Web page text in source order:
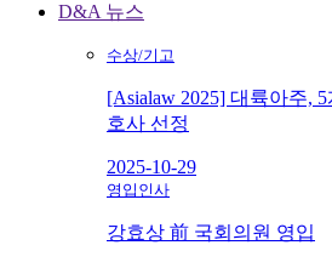
D&A 뉴스
수상/기고
[Asialaw 2025] 대륙아주,
호사 선정
2025-10-29
영입인사
강효상 前 국회의원 영입